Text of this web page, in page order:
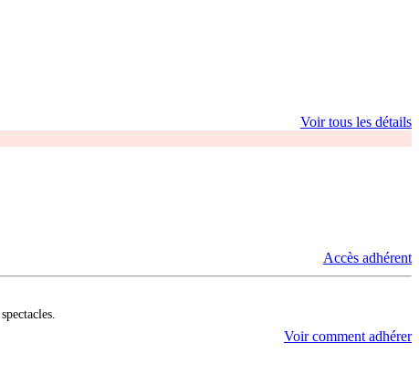
Voir tous les détails
Accès adhérent
Voir comment adhérer